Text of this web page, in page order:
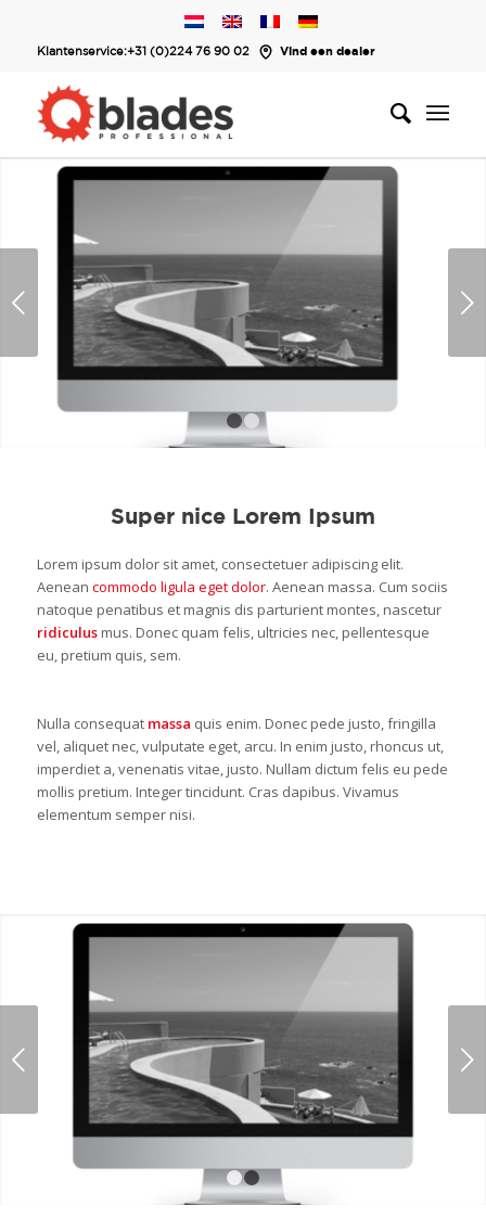
Klantenservice:+31 (0)224 76 90 02 Vind een dealer
Volgende
Super nice Lorem Ipsum
Lorem ipsum dolor sit amet, consectetuer adipiscing elit.
Aenean commodo ligula eget dolor. Aenean massa. Cum sociis
natoque penatibus et magnis dis parturient montes, nascetur
ridiculusmus. Donec quam felis, ultricies nec, pellentesque
eu, pretium quis, sem.
Nulla consequat massa quis enim. Donec pede justo, fringilla
vel, aliquet nec, vulputate eget, arcu. In enim justo, rhoncus ut,
imperdiet a, venenatis vitae, justo. Nullam dictum felis eu pede
mollis pretium. Integer tincidunt. Cras dapibus. Vivamus
elementum semper nisi.
Volgende